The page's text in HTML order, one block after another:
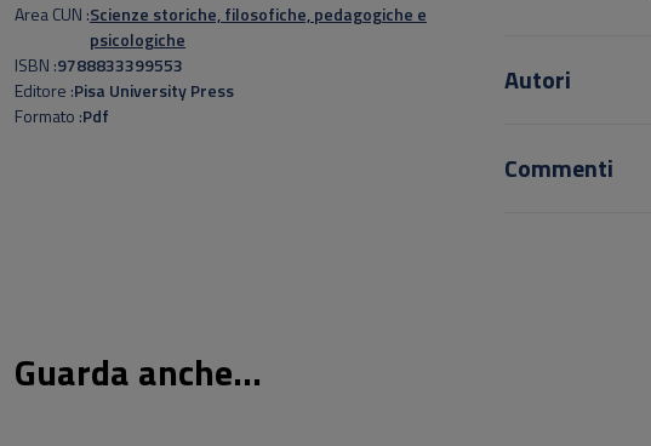
si andavano
rafforzando le
modernità dei
ellenica al cui
Area CUN Scienze storiche, filosofiche, pedagogiche e
psicologiche
ISBN 9788833399553
Editore Pisa University Press
Formato Pdf
Autori
Commenti
Guarda anche...